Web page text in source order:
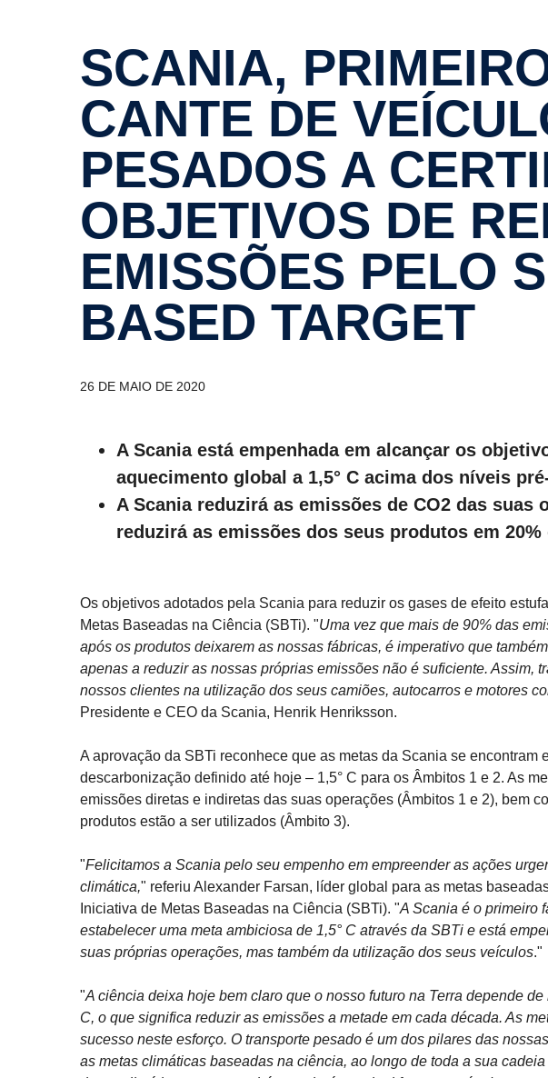
SCANIA, PRIMEIRO FABRI­
CANTE DE
PESADOS A
OBJETIVOS DE
EMISSÕES PELO
BASED TARGET
26 DE MAIO DE 2020
A Scania está empenhada em alcançar os
aquecimento global a 1,5° C acima dos níveis
A Scania reduzirá as emissões de CO2 das suas
reduzirá as emissões dos seus produtos em
Os objetivos adotados pela Scania para reduzir os gases de efeito
Metas Baseadas na Ciência (SBTi). "Uma vez que mais de 90% das
após os produtos deixarem as nossas fábricas, é imperativo que
apenas a reduzir as nossas próprias emissões não é suficiente. Assim,
nossos clientes na utilização dos seus camiões, autocarros e motores
Presidente e CEO da Scania, Henrik Henriksson.
A aprovação da SBTi reconhece que as metas da Scania se encontram
descarbonização definido até hoje – 1,5° C para os Âmbitos 1 e 2. As
emissões diretas e indiretas das suas operações (Âmbitos 1 e 2), bem
produtos estão a ser utilizados (Âmbito 3).
"Felicitamos a Scania pelo seu empenho em empreender as ações
climática," referiu Alexander Farsan, líder global para as metas
Iniciativa de Metas Baseadas na Ciência (SBTi). "A Scania é o primeiro
estabelecer uma meta ambiciosa de 1,5° C através da SBTi e está
suas próprias operações, mas também da utilização dos seus veículos."
"A ciência deixa hoje bem claro que o nosso futuro na Terra depende
C, o que significa reduzir as emissões a metade em cada década. As
sucesso neste esforço. O transporte pesado é um dos pilares das
as metas climáticas baseadas na ciência, ao longo de toda a sua